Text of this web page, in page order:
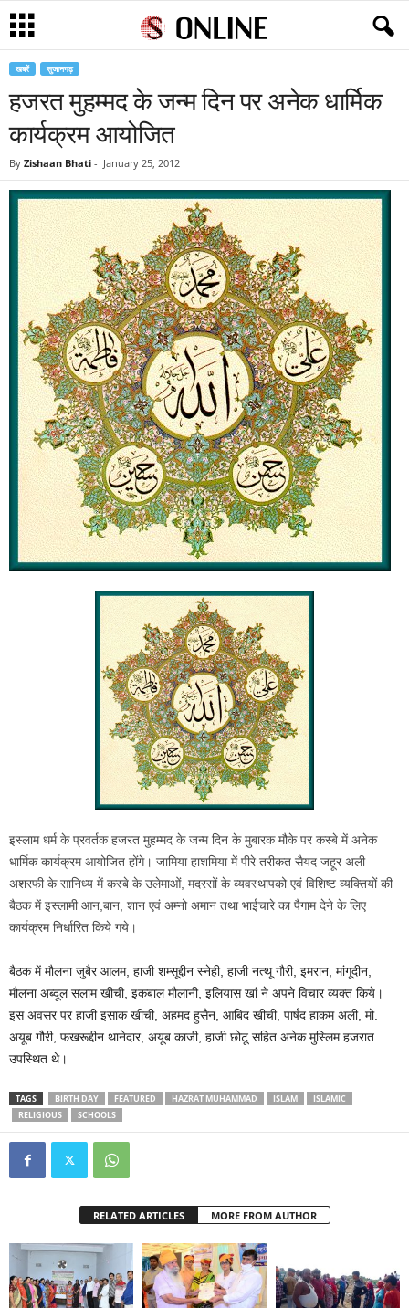
खबरें सुजानगढ़
हजरत मुहम्मद के जन्म दिन पर अनेक धार्मिक
कार्यक्रम आयोजित
By Zishaan Bhati - January 25, 2012
इस्लाम धर्म के प्रवर्तक हजरत मुहम्मद के जन्म दिन के मुबारक मौके पर कस्बे में अनेक
धार्मिक कार्यक्रम आयोजित होंगे। जामिया हाशमिया में पीरे तरीकत सैयद जहूर अली
अशरफी के सानिध्य में कस्बे के उलेमाओं, मदरसों के व्यवस्थापको एवं विशिष्ट व्यक्तियों की
बैठक में इस्लामी आन,बान, शान एवं अम्नो अमान तथा भाईचारे का पैगाम देने के लिए
कार्यक्रम निर्धारित किये गये।
बैठक में मौलना जुबैर आलम, हाजी शम्सूद्दीन स्नेही, हाजी नत्थू गौरी, इमरान, मांगूदीन,
मौलना अब्दूल सलाम खीची, इकबाल मौलानी, इलियास खां ने अपने विचार व्यक्त किये।
इस अवसर पर हाजी इसाक खीची, अहमद हुसैन, आबिद खीची, पार्षद हाकम अली, मो.
अयूब गौरी, फखरूद्दीन थानेदार, अयूब काजी, हाजी छोटू सहित अनेक मुस्लिम हजरात
उपस्थित थे।
TAGS BIRTH DAY FEATURED HAZRAT MUHAMMAD ISLAM
ISLAMIC
RELIGIOUS
SCHOOLS
RELATED ARTICLES MORE FROM AUTHOR